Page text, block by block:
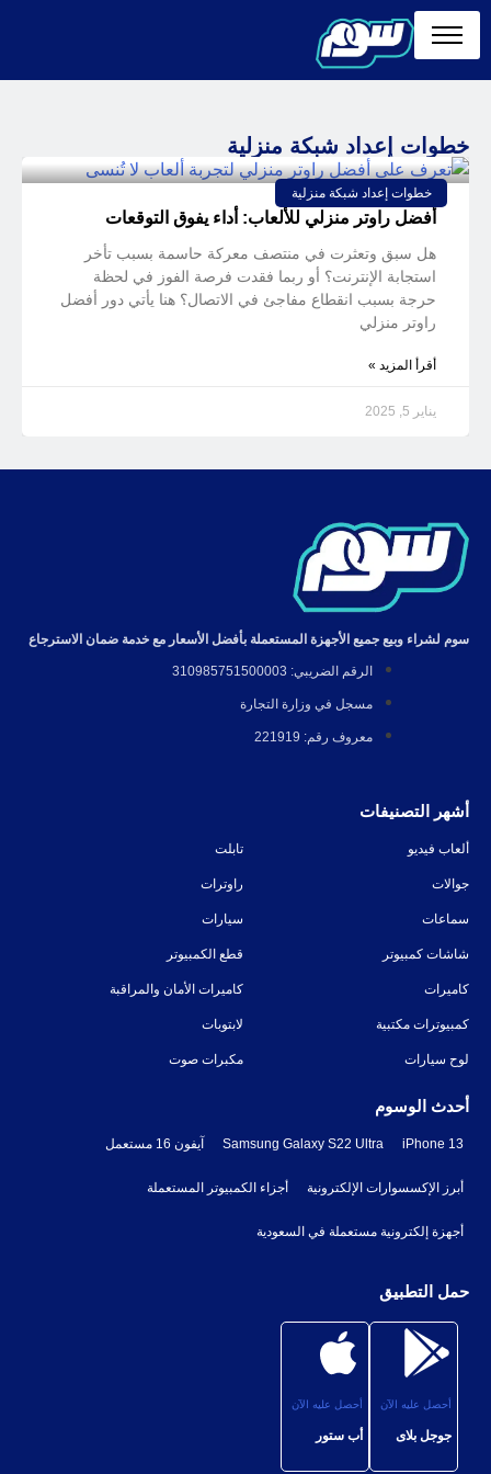
خطوات إعداد شبكة منزلية
خطوات إعداد شبكة منزلية
أفضل راوتر منزلي للألعاب: أداء يفوق التوقعات
هل سبق وتعثرت في منتصف معركة حاسمة بسبب تأخر
استجابة الإنترنت؟ أو ربما فقدت فرصة الفوز في لحظة
حرجة بسبب انقطاع مفاجئ في الاتصال؟ هنا يأتي دور أفضل
راوتر منزلي
أقرأ المزيد »
يناير 5, 2025
سوم لشراء وبيع جميع الأجهزة المستعملة بأفضل الأسعار مع خدمة ضمان الاسترجاع
الرقم الضريبي: 310985751500003
مسجل في وزارة التجارة
معروف رقم: 221919
أشهر التصنيفات
ألعاب فيديو تابلت
جوالات راوترات
سماعات سيارات
شاشات كمبيوتر قطع الكمبيوتر
كاميرات كاميرات الأمان والمراقبة
كمبيوترات مكتبية لابتوبات
لوح سيارات مكبرات صوت
أحدث الوسوم
iPhone 13
Samsung Galaxy S22 Ultra آيفون 16 مستعمل
أبرز الإكسسوارات الإلكترونية أجزاء الكمبيوتر المستعملة
أجهزة إلكترونية مستعملة في السعودية
حمل التطبيق
أحصل عليه الآن
جوجل بلاى
أحصل عليه الآن
أب ستور